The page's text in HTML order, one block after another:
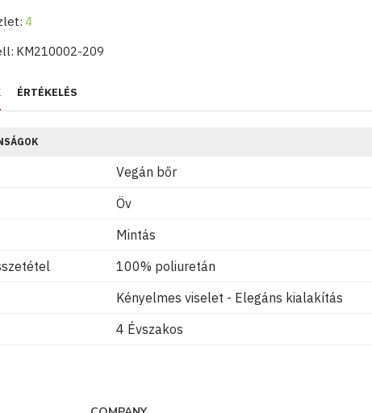
4
KM210002-209
ÉRTÉKELÉS
Vegán bőr
Öv
Mintás
100% poliuretán
Kényelmes viselet - Elegáns kialakítás
4 Évszakos